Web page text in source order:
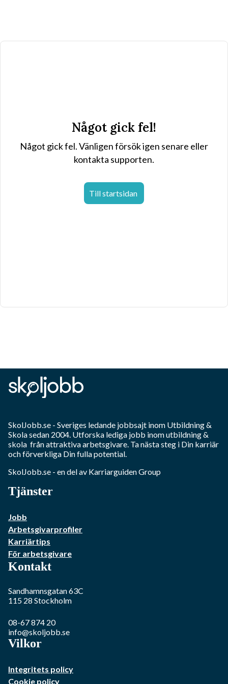
Något gick fel!
Något gick fel. Vänligen försök igen senare eller
kontakta supporten.
Till startsidan
SkolJobb.se - Sveriges ledande jobbsajt inom Utbildning &
Skolasedan 2004. Utforska lediga jobb inomutbildning &
skola från attraktiva arbetsgivare. Ta nästa steg i Din karriär
och förverkliga Din fulla potential.
SkolJobb.se - en del av Karriarguiden Group
Tjänster
Jobb
Arbetsgivarprofiler
Karriärtips
För arbetsgivare
Kontakt
Sandhamnsgatan 63C
115 28 Stockholm
08-67 874 20
info@skoljobb.se
Vilkor
Integritets policy
Cookie policy